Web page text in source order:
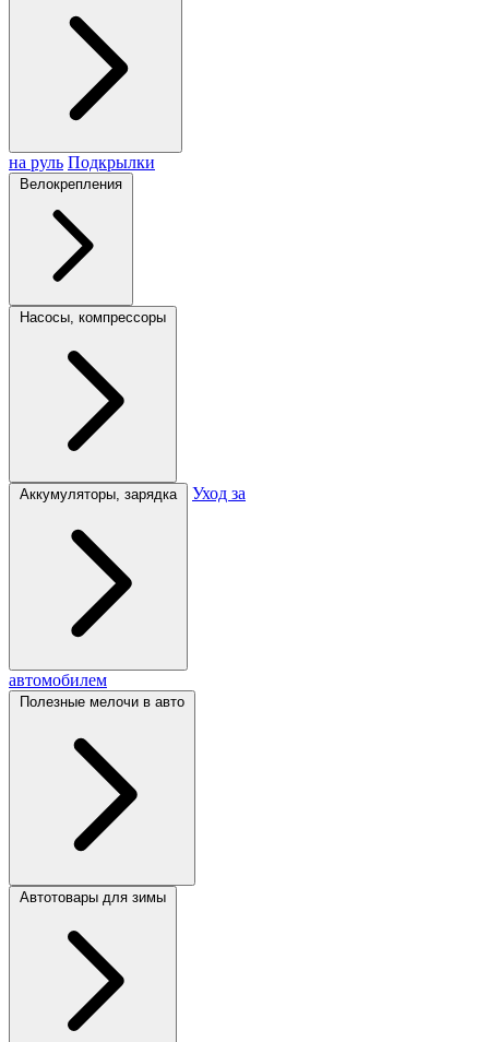
на руль Подкрылки
Велокрепления
Насосы, компрессоры
Аккумуляторы, зарядка Уход за
автомобилем
Полезные мелочи в авто
Автотовары для зимы